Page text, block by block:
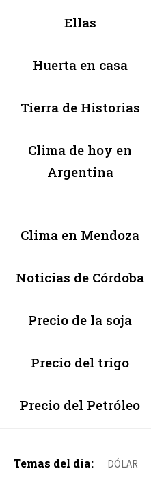
Ellas
Huerta en casa
Tierra de Historias
Clima de hoy en
Argentina
Clima en Mendoza
Noticias de Córdoba
Precio de la soja
Precio del trigo
Precio del Petróleo
Temas del día: DÓLAR